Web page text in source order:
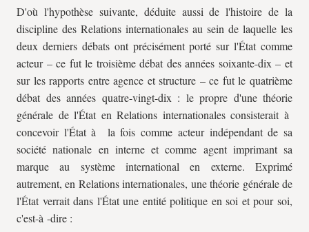
D'où l'hypothèse suivante, déduite aussi de l'histoire de la
discipline des Relations internationales au sein de laquelle les
deux derniers débats ont précisément porté sur l'État comme
acteur – ce fut le troisième débat des années soixante-dix – et
sur les rapports entre agence et structure – ce fut le quatrième
débat des années quatre-vingt-dix : le propre d'une théorie
générale de l'État en Relations internationales consisterait à
concevoir l'État à la fois comme acteur indépendant de sa
société nationale en interne et comme agent imprimant sa
marque au système international en externe. Exprimé
autrement, en Relations internationales, une théorie générale de
l'État verrait dans l'État une entité politique en soi et pour soi,
c'est-à -dire :